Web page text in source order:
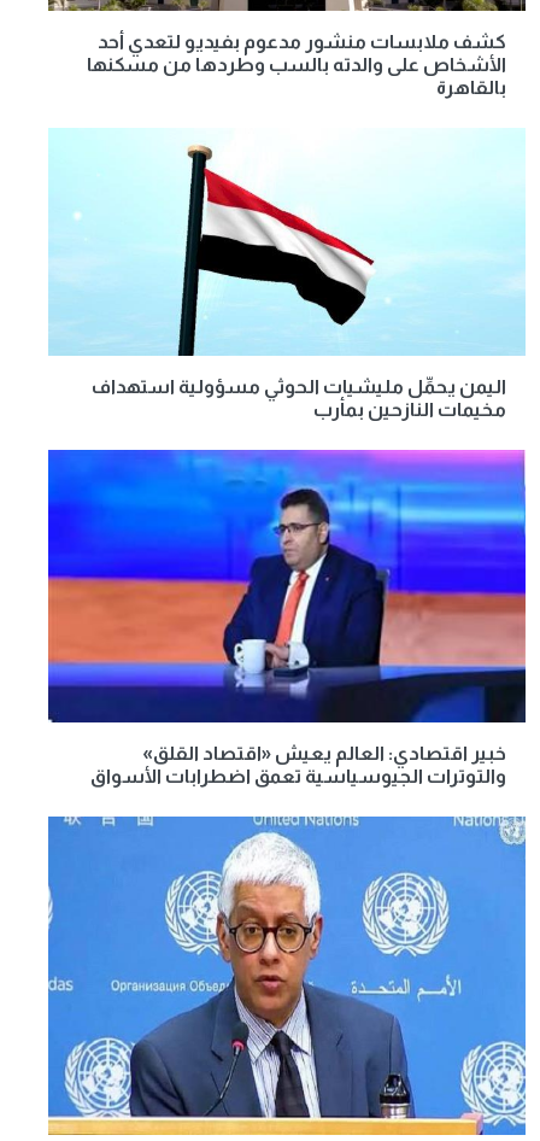
كشف ملابسات منشور مدعوم بفيديو لتعدي أحد
الأشخاص على والدته بالسب وطردها من مسكنها
بالقاهرة
اليمن يحمِّل مليشيات الحوثي مسؤولية استهداف
مخيمات النازحين بمأرب
خبير اقتصادي: العالم يعيش «اقتصاد القلق»
والتوترات الجيوسياسية تعمق اضطرابات الأسواق